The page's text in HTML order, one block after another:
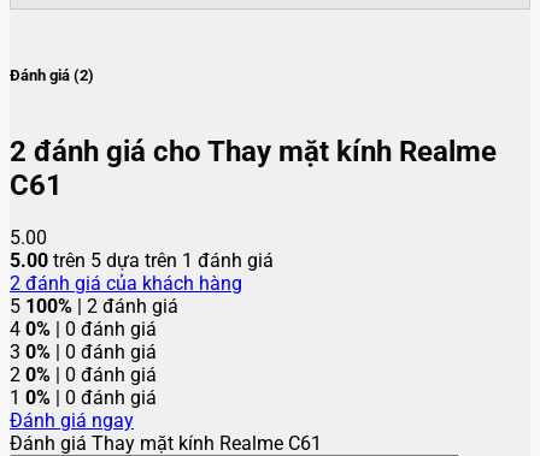
Đánh giá (2)
2 đánh giá cho Thay mặt kính Realme
C61
5.00
5.00 trên 5 dựa trên 1 đánh giá
2 đánh giá của khách hàng
5 100% | 2 đánh giá
4 0% | 0 đánh giá
3 0% | 0 đánh giá
2 0% | 0 đánh giá
1 0% | 0 đánh giá
Đánh giá ngay
Đánh giá Thay mặt kính Realme C61